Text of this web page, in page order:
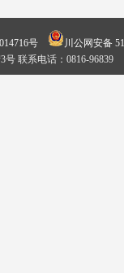
号
川公网安备
联系电话：0816-96839